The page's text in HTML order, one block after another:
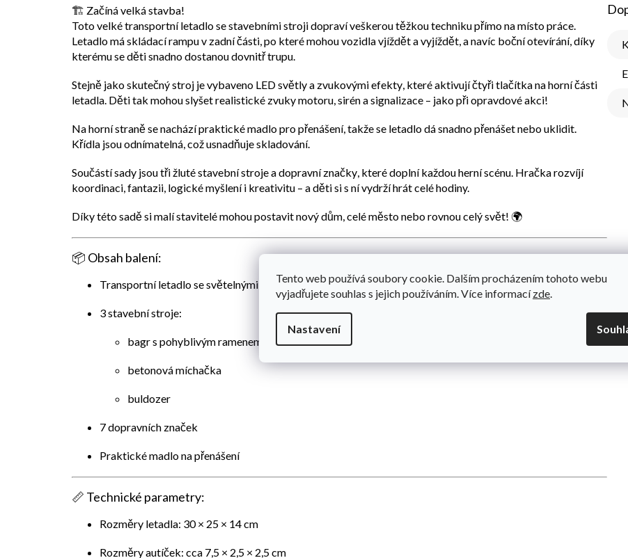
Tento web používá soubory cookie. Dalším procházením tohoto webu
vyjadřujete souhlas s jejich používáním. Více informacízde.
Nastavení
🏗️ Začíná velká stavba!
Totovelké transportní letadlo se stavebními strojidopraví veškerou těžkou techniku přímo na místo práce.
Letadlo máskládací rampu v zadní části , po které mohou vozidla vjíždět a vyjíždět, a navíc boční otevírání, díky
kterému se děti snadno dostanou dovnitř trupu.
Stejně jako skutečný stroj je vybaveno LED světly a zvukovými efekty , které aktivují čtyři tlačítka na horní části
letadla. Děti tak mohou slyšet realistické zvuky motoru, sirén a signalizace – jako při opravdové akci!
Na horní straně se nacházípraktické madlo pro přenášení, takže se letadlo dá snadno přenášet nebo uklidit.
Křídla jsouodnímatelná , což usnadňuje skladování.
Součástí sady jsoutři žluté stavební strojeadopravní značky , které doplní každou herní scénu. Hračka rozvíjí
koordinaci, fantazii, logické myšlení i kreativitu – a děti si s ní vydrží hrát celé hodiny.
Díky této sadě si malí stavitelé mohou postavitnový dům, celé město nebo rovnou celý svět! 🌍
📦 Obsah balení:
Transportní letadlo se světelnými a zvukovými efekty
3 stavební stroje:
bagr s pohyblivým ramenem
betonová míchačka
buldozer
7 dopravních značek
Praktické madlo na přenášení
📏 Technické parametry:
Rozměry letadla: 30 × 25 × 14 cm
Rozměry autíček: cca 7,5 × 2,5 × 2,5 cm